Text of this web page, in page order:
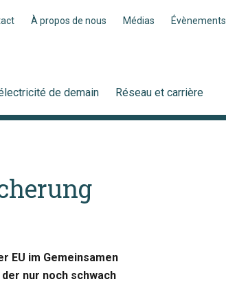
À propos de nous Médias Évènements
de demain Réseau et carrière
EU im Gemeinsamen
nur noch schwach